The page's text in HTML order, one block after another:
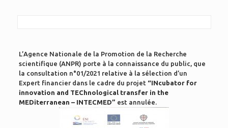
L’Agence Nationale de la Promotion de la Recherche
scientifique (ANPR) porte à la connaissance du public, que
la consultation n°01/2021 relative à la sélection d’un
Expert financier dans le cadre du projet “INcubator for
innovation and TEChnological transfer in the
MEDiterranean – INTECMED” est annulée.